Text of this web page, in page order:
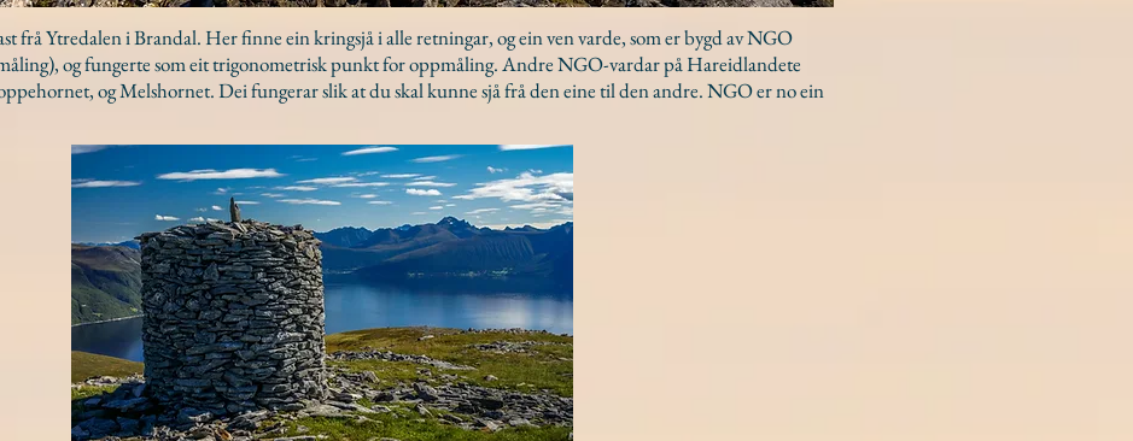
frå Ytredalen i Brandal. Her finne ein kringsjå i alle retningar, og ein ven varde, som er bygd av NGO
og fungerte som eit trigonometrisk punkt for oppmåling. Andre NGO-vardar på Hareidlandete
og Melshornet. Dei fungerar slik at du skal kunne sjå frå den eine til den andre. NGO er no ein